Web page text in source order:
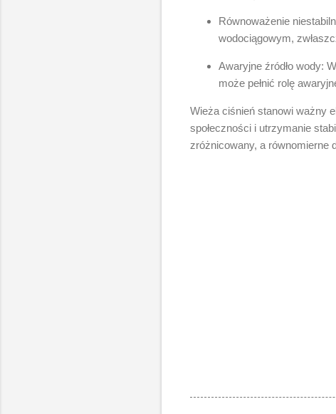
Równoważenie
wodociągowym,
Awaryjne źródło wody:
może pełnić rolę
Wieża ciśnień stanowi ważny
społeczności i utrzymanie
zróżnicowany, a równomierne